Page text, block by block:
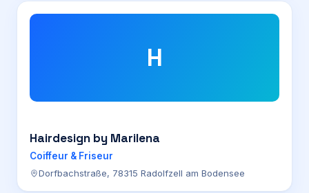
H
Hairdesign by Marilena
Coiffeur & Friseur
Dorfbachstraße, 78315 Radolfzell am Bodensee